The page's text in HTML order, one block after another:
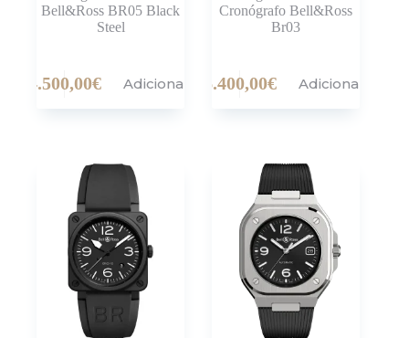
Bell&Ross BR05 Black
Steel
4.500,00€ Adicionar
Cronógrafo Bell&Ross
Br03
6.400,00€ Adicionar